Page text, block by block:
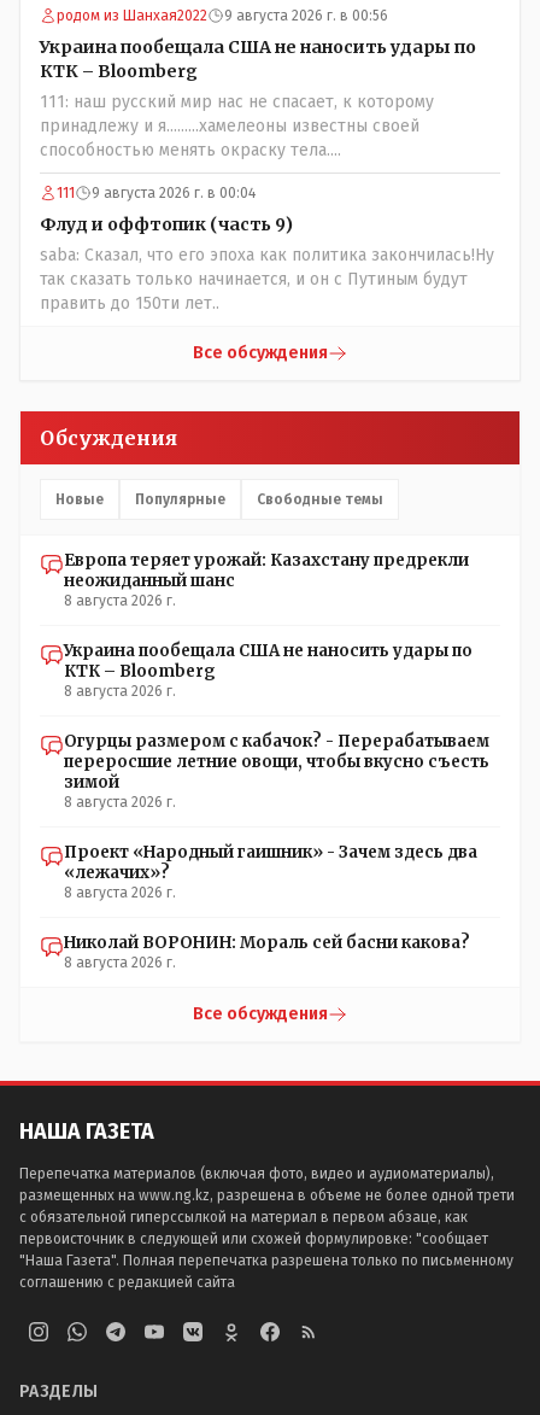
частотности появления в популяции соответствующих
комбинаций генов заслуживают благодарности. Мы и
без того основательно загубили нормальный
естественный отбор.
родом из Шанхая2022 9 августа 2026 г. в 00:56
Украина пообещала США не наносить удары по
КТК – Bloomberg
111: наш русский мир нас не спасает, к которому
принадлежу и я.........хамелеоны известны своей
способностью менять окраску тела....
111 9 августа 2026 г. в 00:04
Флуд и оффтопик (часть 9)
saba: Сказал, что его эпоха как политика закончилась!Ну
так сказать только начинается, и он с Путиным будут
править до 150ти лет..
Все обсуждения
Обсуждения
Новые Популярные Свободные темы
Европа теряет урожай: Казахстану предрекли
неожиданный шанс
8 августа 2026 г.
Украина пообещала США не наносить удары по
КТК – Bloomberg
8 августа 2026 г.
Огурцы размером с кабачок? - Перерабатываем
переросшие летние овощи, чтобы вкусно съесть
зимой
8 августа 2026 г.
Проект «Народный гаишник» - Зачем здесь два
«лежачих»?
8 августа 2026 г.
Николай ВОРОНИН: Мораль сей басни какова?
8 августа 2026 г.
Все обсуждения
НАША ГАЗЕТА
Перепечатка материалов (включая фото, видео и аудиоматериалы),
размещенных на www.ng.kz, разрешена в объеме не более одной трети
с обязательной гиперссылкой на материал в первом абзаце, как
первоисточник в следующей или схожей формулировке: "сообщает
"Наша Газета". Полная перепечатка разрешена только по письменному
соглашению с редакцией сайта
РАЗДЕЛЫ